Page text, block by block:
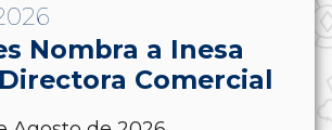
Nombra a Inesa
Comercial